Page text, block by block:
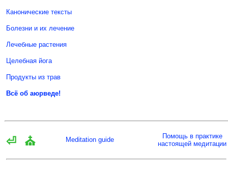
Канонические тексты
Болезни и их лечение
Лечебные растения
Целебная йога
Продукты из трав
Всё об аюрведе!
⏎ ⛪ Meditation guide
Помощь в практике
настоящей медитации